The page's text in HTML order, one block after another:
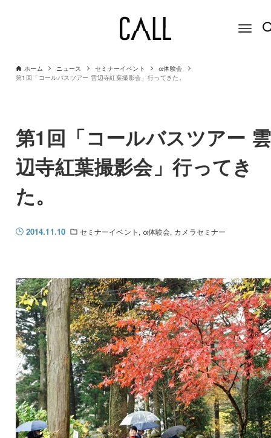
ホーム ニュース セミナーイベント
α体験会
第1回「コールバスツアー 雲辺寺紅葉撮影会」行ってきた。
第1回「コールバスツアー 雲
辺寺紅葉撮影会」行ってき
た。
2014.11.10 セミナーイベント α体験会 カメラセミナー